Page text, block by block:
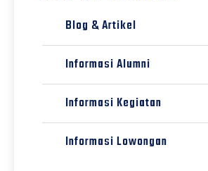
Blog & Artikel
Informasi Alumni
Informasi Kegiatan
Informasi Lowongan